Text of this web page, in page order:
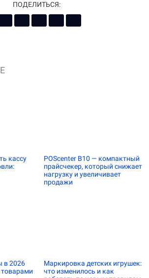
ПОДЕЛИТЬСЯ:
кассу
POScenter B10 — компактный
прайсчекер, который снижает
нагрузку и увеличивает
продажи
в 2026
товарами
Маркировка детских игрушек:
что изменилось и как